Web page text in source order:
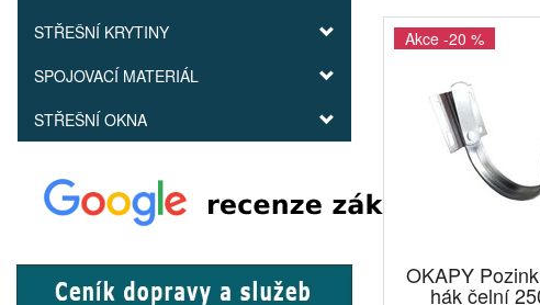
STŘEŠNÍ KRYTINY
SPOJOVACÍ MATERIÁL
STŘEŠNÍ OKNA
Akce -20 %
OKAPY
hák čelní